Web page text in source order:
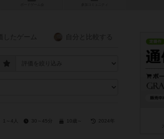
1～4人 30～45分 10歳～ 2024年